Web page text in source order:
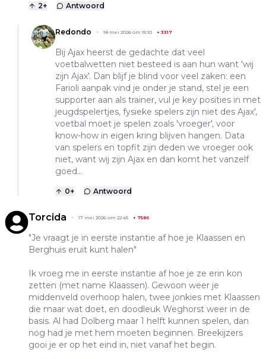
2+ Antwoord
Redondo 18 mei 2026 om 15:10 + 3317
Bij Ajax heerst de gedachte dat veel
voetbalwetten niet besteed is aan hun want 'wij
zijn Ajax'. Dan blijf je blind voor veel zaken: een
Farioli aanpak vind je onder je stand, stel je een
supporter aan als trainer, vul je key posities in met
jeugdspelertjes, fysieke spelers zijn niet des Ajax',
voetbal moet je spelen zoals 'vroeger', voor
know-how in eigen kring blijven hangen. Data
van spelers en topfit zijn deden we vroeger ook
niet, want wij zijn Ajax en dan komt het vanzelf
goed...
0+ Antwoord
Torcida 17 mei 2026 om 22:45 + 7586
"Je vraagt je in eerste instantie af hoe je Klaassen en
Berghuis eruit kunt halen"
Ik vroeg me in eerste instantie af hoe je ze erin kon
zetten (met name Klaassen). Gewoon weer je
middenveld overhoop halen, twee jonkies met Klaassen
die maar wat doet, en doodleuk Weghorst weer in de
basis. Al had Dolberg maar 1 helft kunnen spelen, dan
nog had je met hem moeten beginnen. Breekijzers
gooi je er op het eind in, niet vanaf het begin.